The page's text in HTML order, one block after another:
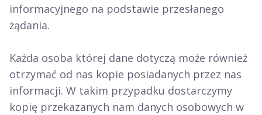
informacyjnego na podstawie przesłanego
żądania.
Każda osoba której dane dotyczą może również
otrzymać od nas kopie posiadanych przez nas
informacji. W takim przypadku dostarczymy
kopię przekazanych nam danych osobowych w